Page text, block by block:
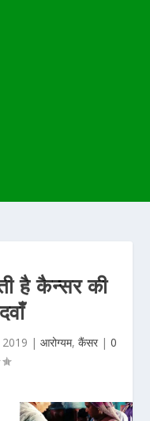
है कैन्सर की
| आरोग्यम, कैंसर| 0